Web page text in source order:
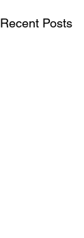
Recent Posts